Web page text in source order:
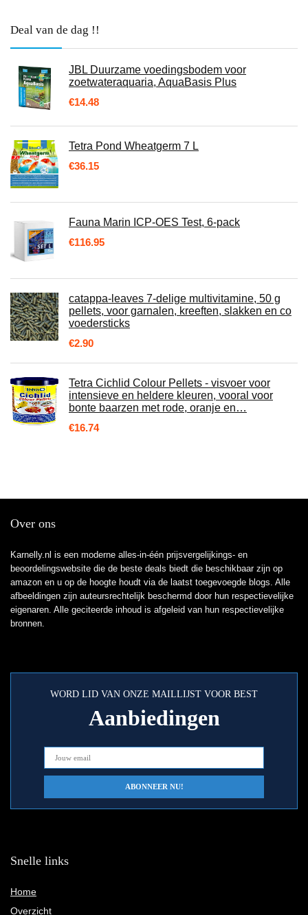
Deal van de dag !!
JBL Duurzame voedingsbodem voor
zoetwateraquaria, AquaBasis Plus
€14.48
Tetra Pond Wheatgerm 7 L
€36.15
Fauna Marin ICP-OES Test, 6-pack
€116.95
catappa-leaves 7-delige multivitamine, 50 g
pellets, voor garnalen, kreeften, slakken en co
voedersticks
€2.90
Tetra Cichlid Colour Pellets - visvoer voor
intensieve en heldere kleuren, vooral voor
bonte baarzen met rode, oranje en…
€16.74
Over ons
Karnelly.nl is een moderne alles-in-één prijsvergelijkings- en
beoordelingswebsite die de beste deals biedt die beschikbaar zijn op
amazon en u op de hoogte houdt via de laatst toegevoegde blogs. Alle
afbeeldingen zijn auteursrechtelijk beschermd door hun respectievelijke
eigenaren. Alle geciteerde inhoud is afgeleid van hun respectievelijke
bronnen.
WORD LID VAN ONZE MAILLIJST VOOR BEST
Aanbiedingen
Snelle links
Home
Overzicht